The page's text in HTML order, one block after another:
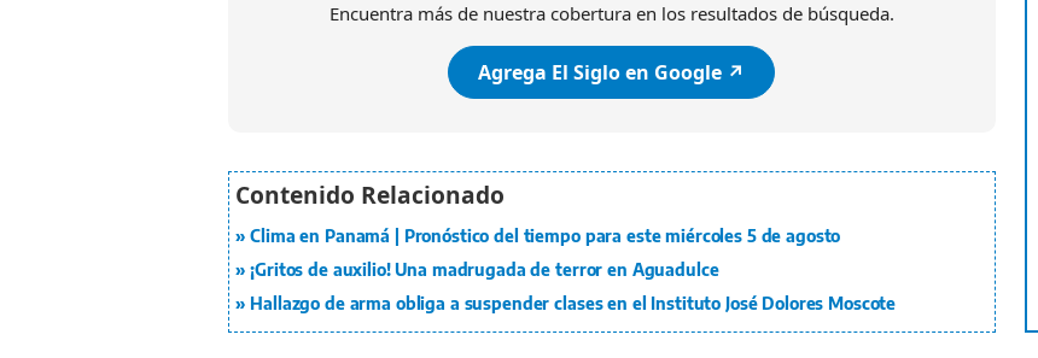
Encuentra más de nuestra cobertura en los resultados de búsqueda.
Agrega El Siglo en Google ↗️
Clima en Panamá | Pronóstico del tiempo para este miércoles 5 de agosto
¡Gritos de auxilio! Una madrugada de terror en Aguadulce
Hallazgo de arma obliga a suspender clases en el Instituto José Dolores Moscote